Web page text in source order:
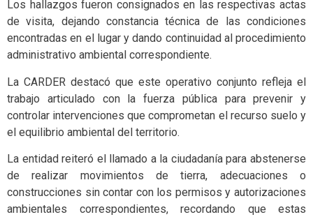
Los hallazgos fueron consignados en las respectivas actas
de visita, dejando constancia técnica de las condiciones
encontradas en el lugar y dando continuidad al procedimiento
administrativo ambiental correspondiente.
La CARDER destacó que este operativo conjunto refleja el
trabajo articulado con la fuerza pública para prevenir y
controlar intervenciones que comprometan el recurso suelo y
el equilibrio ambiental del territorio.
La entidad reiteró el llamado a la ciudadanía para abstenerse
de realizar movimientos de tierra, adecuaciones o
construcciones sin contar con los permisos y autorizaciones
ambientales correspondientes, recordando que estas